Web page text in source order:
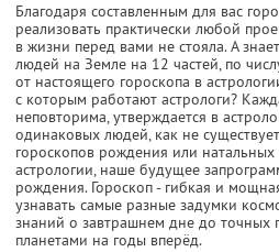
Благодаря составленным для вас
реализовать практически любой
в жизни перед вами не стояла. А
людей на Земле на 12 частей, по
от настоящего гороскопа в
с которым работают астрологи?
неповторима, утверждается в
одинаковых людей, как не
гороскопов рождения или натальных
астрологии, наше будущее
рождения. Гороскоп - гибкая и
узнавать самые разные задумки
знаний о завтрашнем дне до точных
планетами на годы вперёд.